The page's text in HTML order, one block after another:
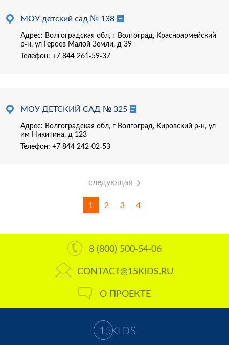
МОУ детский сад № 138
Адрес: Волгоградская обл, г Волгоград, Красноармейский
р-н, ул Героев Малой Земли, д 39
Телефон: +7 844 261-59-37
МОУ ДЕТСКИЙ САД № 325
Адрес: Волгоградская обл, г Волгоград, Кировский р-н, ул
им Никитина, д 123
Телефон: +7 844 242-02-53
следующая
1 2 3 4
8 (800) 500-54-06
CONTACT@15KIDS.RU
О ПРОЕКТЕ